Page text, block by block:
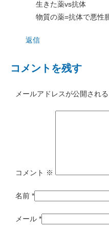
生きた薬vs抗体
物質の薬=抗体で悪性
返信
コメントを残す
メールアドレスが公開され
コメント ※
名前 *
メール *